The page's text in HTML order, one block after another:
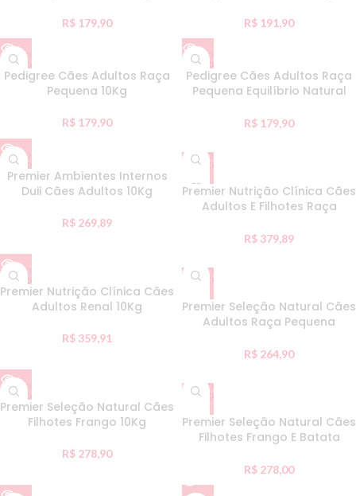
R$ 179,90 R$ 191,90
ESGO
TADO
Pedigree Cães Adultos Raça
Pequena 10Kg
R$ 179,90
ESGO
TADO
Pedigree Cães Adultos Raça
Pequena Equilíbrio Natural
R$ 179,90
ESGO
TADO
Premier Ambientes Internos
Duii Cães Adultos 10Kg
R$ 269,89
ESGO
TADO
Premier Nutrição Clínica Cães
Adultos E Filhotes Raça
Mandioca 10Kg
R$ 379,89
ESGO
TADO
Premier Nutrição Clínica Cães
Adultos Renal 10Kg
R$ 359,91
ESGO
TADO
Premier Seleção Natural Cães
Adultos Raça Pequena
10Kg
R$ 264,90
ESGO
TADO
Premier Seleção Natural Cães
Filhotes Frango 10Kg
R$ 278,90
ESGO
TADO
Premier Seleção Natural Cães
Filhotes Frango E Batata
R$ 278,00